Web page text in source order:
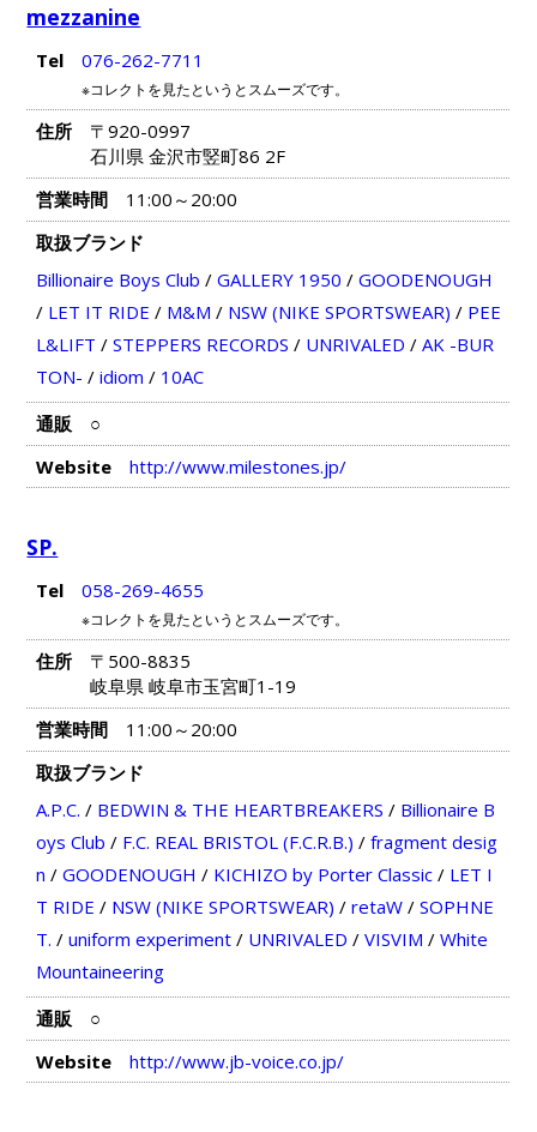
mezzanine
Tel 076-262-7711
※コレクトを見たというとスムーズです。
住所
〒920-0997
石川県 金沢市竪町86 2F
営業時間
11:00～20:00
取扱ブランド
Billionaire Boys Club / GALLERY 1950 / GOODENOUGH
/ LET IT RIDE / M&M / NSW (NIKE SPORTSWEAR) / PEE
L&LIFT / STEPPERS RECORDS / UNRIVALED / AK -BUR
TON- / idiom / 10AC
通販
○
Website
http://www.milestones.jp/
SP.
Tel 058-269-4655
※コレクトを見たというとスムーズです。
住所
〒500-8835
岐阜県 岐阜市玉宮町1-19
営業時間
11:00～20:00
取扱ブランド
A.P.C. / BEDWIN & THE HEARTBREAKERS / Billionaire B
oys Club / F.C. REAL BRISTOL (F.C.R.B.) / fragment desig
n / GOODENOUGH / KICHIZO by Porter Classic/ LET I
T RIDE / NSW (NIKE SPORTSWEAR) / retaW/ SOPHNE
T. / uniform experiment/ UNRIVALED / VISVIM / White
Mountaineering
通販
○
Website
http://www.jb-voice.co.jp/